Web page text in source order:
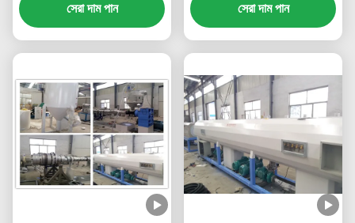
সেরা দাম পান
সেরা দাম পান